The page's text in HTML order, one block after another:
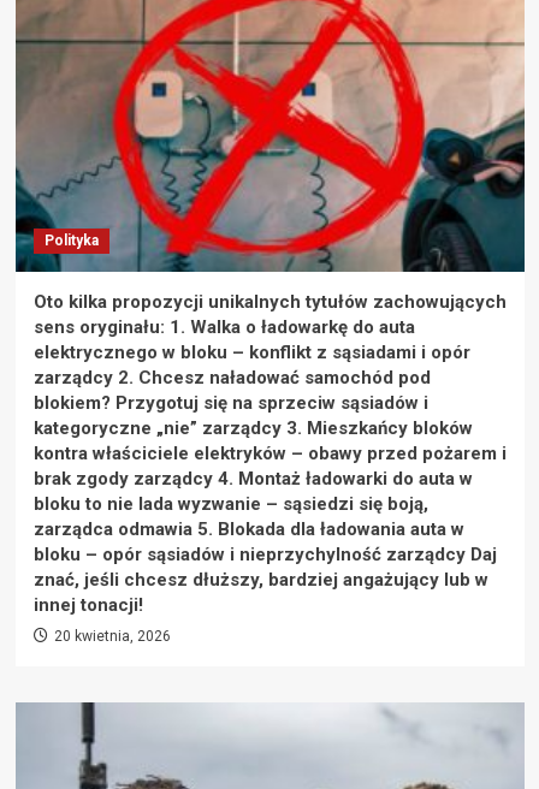
Polityka
Oto kilka propozycji unikalnych tytułów zachowujących
sens oryginału: 1. Walka o ładowarkę do auta
elektrycznego w bloku – konflikt z sąsiadami i opór
zarządcy 2. Chcesz naładować samochód pod
blokiem? Przygotuj się na sprzeciw sąsiadów i
kategoryczne „nie” zarządcy 3. Mieszkańcy bloków
kontra właściciele elektryków – obawy przed pożarem i
brak zgody zarządcy 4. Montaż ładowarki do auta w
bloku to nie lada wyzwanie – sąsiedzi się boją,
zarządca odmawia 5. Blokada dla ładowania auta w
bloku – opór sąsiadów i nieprzychylność zarządcy Daj
znać, jeśli chcesz dłuższy, bardziej angażujący lub w
innej tonacji!
20 kwietnia, 2026